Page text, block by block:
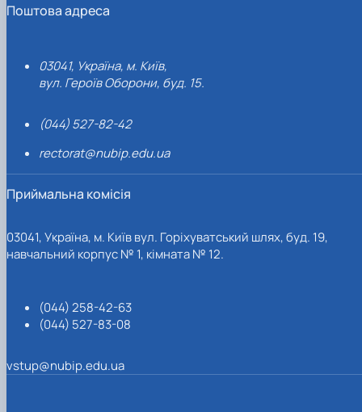
Поштова адреса
03041, Україна, м. Київ,
вул. Героїв Оборони, буд. 15.
(044) 527-82-42
rectorat@nubip.edu.ua
Приймальна комісія
03041, Україна, м. Київ вул. Горіхуватський шлях, буд. 19,
навчальний корпус № 1, кімната № 12.
(044) 258-42-63
(044) 527-83-08
vstup@nubip.edu.ua